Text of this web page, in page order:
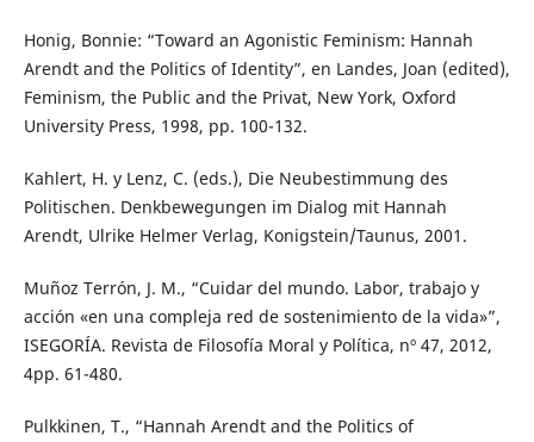
Honig, Bonnie: “Toward an Agonistic Feminism: Hannah
Arendt and the Politics of Identity”, en Landes, Joan (edited),
Feminism, the Public and the Privat, New York, Oxford
University Press, 1998, pp. 100-132.
Kahlert, H. y Lenz, C. (eds.), Die Neubestimmung des
Politischen. Denkbewegungen im Dialog mit Hannah
Arendt, Ulrike Helmer Verlag, Konigstein/Taunus, 2001.
Muñoz Terrón, J. M., “Cuidar del mundo. Labor, trabajo y
acción «en una compleja red de sostenimiento de la vida»”,
ISEGORÍA. Revista de Filosofía Moral y Política, nº 47, 2012,
4pp. 61-480.
Pulkkinen, T., “Hannah Arendt and the Politics of